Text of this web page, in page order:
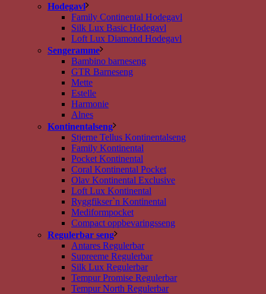
Hodegavl
Family Continental Hodegavl
Silk Lux Basic Hodegavl
Loft Lux Diamond Hodegavl
Sengeramme
Bambino barneseng
GTR Barneseng
Mette
Estelle
Harmonie
Alnes
Kontinentalseng
Stjerne Tellus Kontinentalseng
Family Kontinental
Pocket Kontinental
Coral Kontinental Pocket
Olav Kontinental Exclusive
Loft Lux Kontinental
Ryggfikser`n Kontinental
Mediformpocket
Compact oppbevaringsseng
Regulerbar seng
Antares Regulerbar
Supreeme Regulerbar
Silk Lux Regulerbar
Tempur Promise Regulerbar
Tempur North Regulerbar